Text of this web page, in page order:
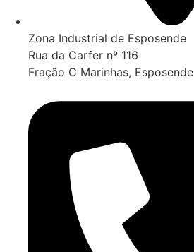
Zona Industrial de Esposende
Rua da Carfer nº 116
Fração C Marinhas, Esposende